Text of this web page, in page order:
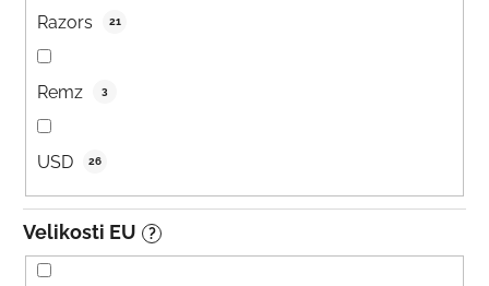
Razors 21
Remz 3
USD 26
Velikosti EU ?